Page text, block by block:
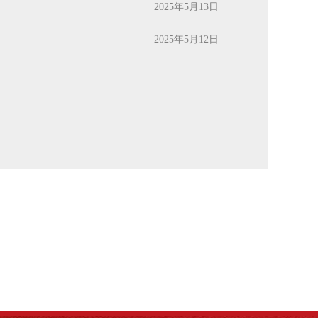
2025年5月13日
2025年5月12日